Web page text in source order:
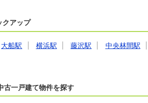
クアップ
大船駅 横浜駅 藤沢駅 中央林間駅
古一戸建て物件を探す